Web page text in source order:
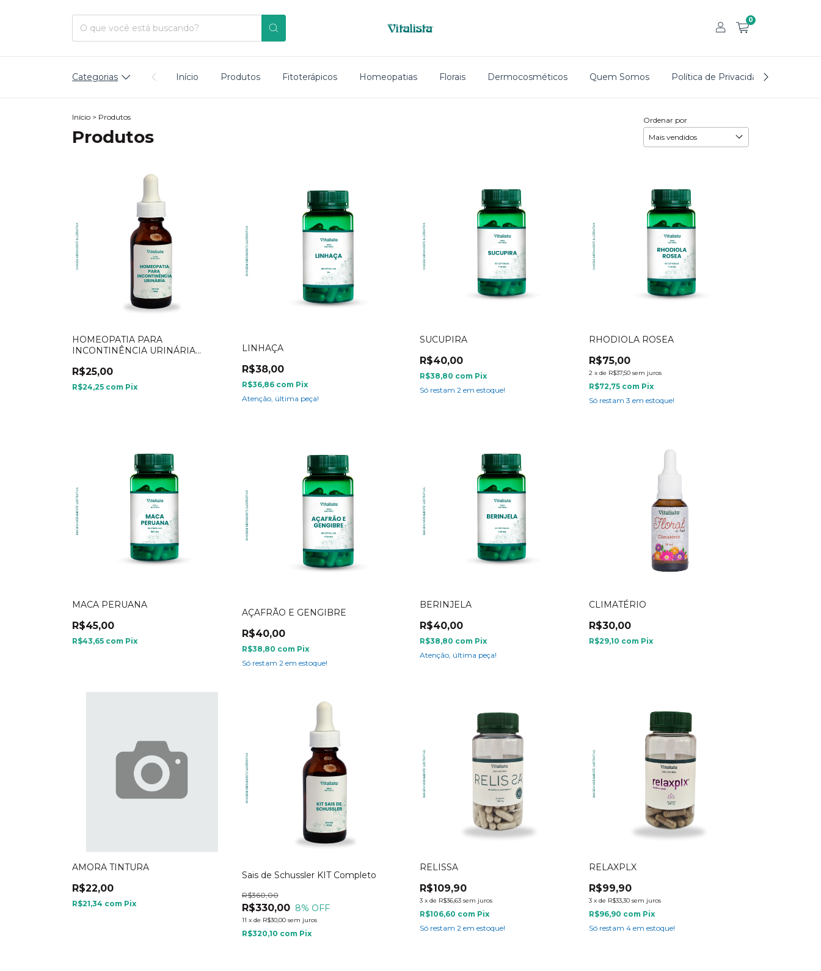
0
Categorias Início Produtos Fitoterápicos Homeopatias Florais Dermocosméticos Quem Somos Política de Privacidade
Início > Produtos
Produtos
Ordenar por
HOMEOPATIA PARA
INCONTINÊNCIA URINÁRIA
R$25,00
R$24,25 com Pix
LINHAÇA
R$38,00
R$36,86 com Pix
Atenção, última peça!
SUCUPIRA
R$40,00
R$38,80 com Pix
Só restam 2em estoque!
RHODIOLA ROSEA
R$75,00
2 xde R$37,50 sem juros
R$72,75 com Pix
Só restam3 em estoque!
MACA PERUANA
R$45,00
R$43,65 com Pix
AÇAFRÃO E GENGIBRE
R$40,00
R$38,80 com Pix
Só restam 2em estoque!
BERINJELA
R$40,00
R$38,80 com Pix
Atenção, última peça!
CLIMATÉRIO
R$30,00
R$29,10 com Pix
AMORA TINTURA
R$22,00
R$21,34 com Pix
Sais de Schussler KIT Completo
R$330,00
R$360,00
8% OFF
11 x de R$30,00 sem juros
R$320,10 com Pix
RELISSA
R$109,90
3 x de R$36,63 sem juros
R$106,60 com Pix
Só restam 2 em estoque!
RELAXPLX
R$99,90
3 xde R$33,30 sem juros
R$96,90 com Pix
Só restam4 em estoque!